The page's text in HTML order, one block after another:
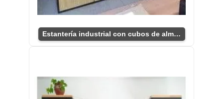
Estantería industrial con cubos de almacenamiento